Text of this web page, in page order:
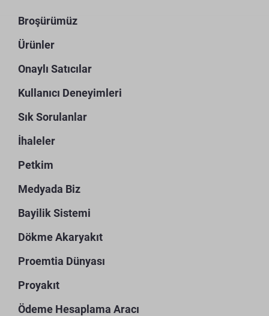
Broşürümüz
Ürünler
Onaylı Satıcılar
Kullanıcı Deneyimleri
Sık Sorulanlar
İhaleler
Petkim
Medyada Biz
Bayilik Sistemi
Dökme Akaryakıt
Proemtia Dünyası
Proyakıt
Ödeme Hesaplama Aracı